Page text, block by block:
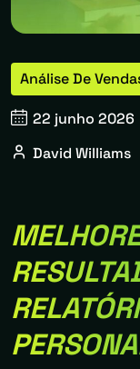
Análise De
22 junho 2026
David Williams